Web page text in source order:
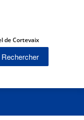
de Cortevaix